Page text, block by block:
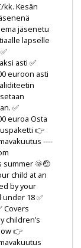
kk. Kesän
jäsenetu
lapselle
asti ✅
euroon asti
✅
euroa Osta
👉
----
summer 🌞🤕
child at an
by your
under 18 ✅
Covers
children’s
👉